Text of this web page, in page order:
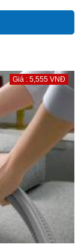
Giá : 5,555 VNĐ